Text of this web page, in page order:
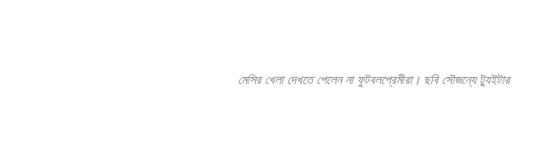
মেসির খেলা দেখতে পেলেন না ফুটবলপ্রেমীরা। ছবি সৌজন্যে ট্যুইটার